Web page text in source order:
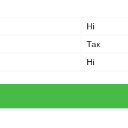
Ні
Так
Ні